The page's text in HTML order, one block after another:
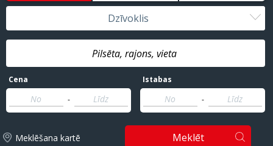
Dzīvoklis
Cena
-
Istabas
-
Meklēšana kartē Meklēt